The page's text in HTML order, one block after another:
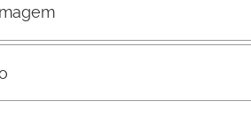
Por-favor registe-se...